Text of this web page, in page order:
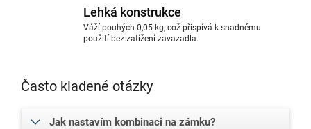
Lehká konstrukce
Váží pouhých 0,05 kg, což přispívá k snadnému
použití bez zatížení zavazadla.
Často kladené otázky
Jak nastavím kombinaci na zámku?